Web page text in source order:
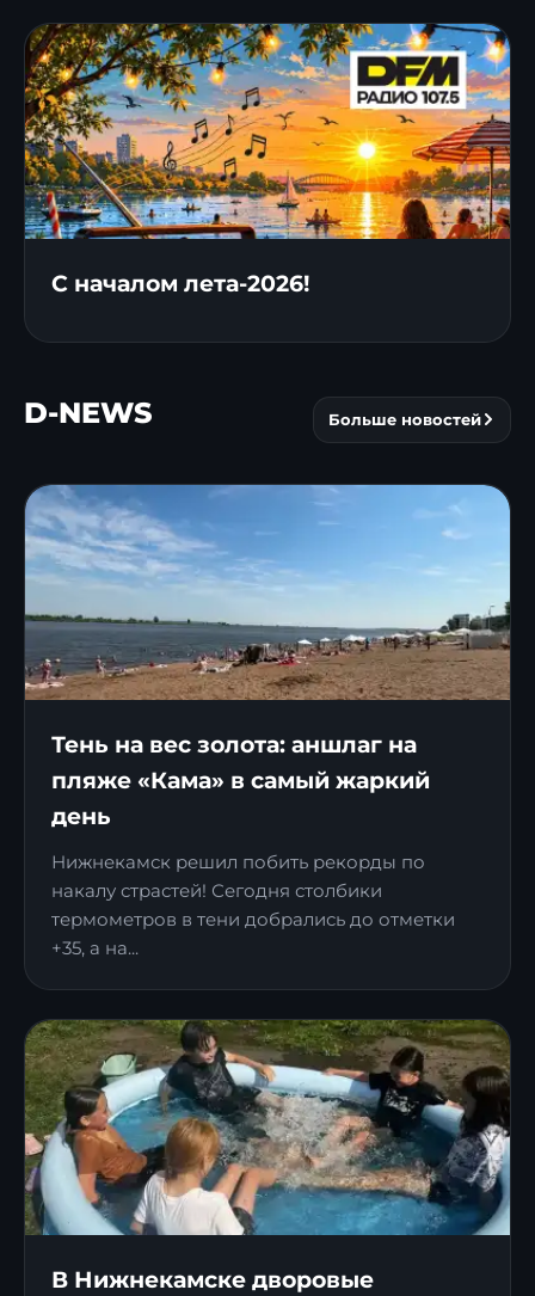
С началом лета-2026!
D-NEWS Больше новостей
Тень на вес золота: аншлаг на
пляже «Кама» в самый жаркий
день
Нижнекамск решил побить рекорды по
накалу страстей! Сегодня столбики
термометров в тени добрались до отметки
+35, а на...
В Нижнекамске дворовые